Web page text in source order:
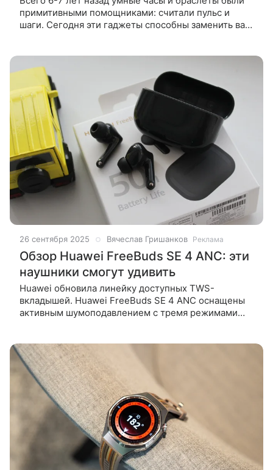
примитивными помощниками: считали пульс и
шаги. Сегодня эти гаджеты способны заменить вам
26 сентября 2025 Вячеслав Гришанков Реклама
Обзор Huawei FreeBuds SE 4 ANC: эти
наушники смогут удивить
Huawei обновила линейку доступных TWS-
вкладышей. Huawei FreeBuds SE 4 ANC оснащены
активным шумоподавлением с тремя режимами